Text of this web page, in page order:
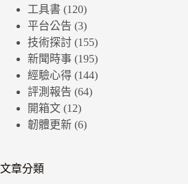
工具書 (120)
平台公告 (3)
技術探討 (155)
新聞時事 (195)
經驗心得 (144)
評測報告 (64)
開箱文 (12)
韌體更新 (6)
文章分類